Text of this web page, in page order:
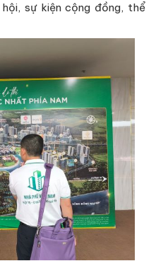
sự kiện cộng đồng, thể